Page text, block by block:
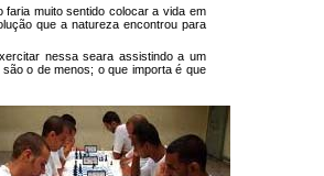
faria muito sentido colocar a vida em
que a natureza encontrou para
nessa seara assistindo a um
o de menos; o que importa é que